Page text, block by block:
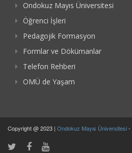
Ondokuz Mayıs Üniversitesi
Öğrenci İşleri
Pedagojik Formasyon
Formlar ve Dökümanlar
Telefon Rehberi
OMÜ de Yaşam
Copyright @ 2023 | Ondokuz Mayıs Üniversitesi-